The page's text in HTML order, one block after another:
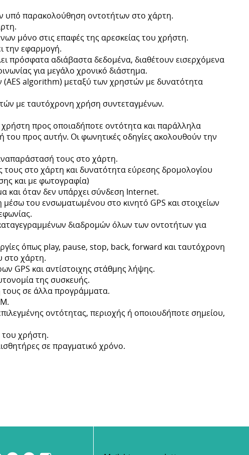
υπό παρακολούθηση οντοτήτων στο χάρτη.
μόνο στις επαφές της αρεσκείας του χρήστη.
την εφαρμογή.
πρόσφατα αδιάβαστα δεδομένα, διαθέτουν εισερχόμενα
για μεγάλο χρονικό διάστημα.
algorithm) μεταξύ των χρηστών με δυνατότητα
με ταυτόχρονη χρήση συντεταγμένων.
προς οποιαδήποτε οντότητα και παράλληλα
προς αυτήν. Οι φωνητικές οδηγίες ακολουθούν την
τους στο χάρτη.
τους στο χάρτη και δυνατότητα εύρεσης δρομολογίου
και με φωτογραφία)
και όταν δεν υπάρχει σύνδεση Internet.
του ενσωματωμένου στο κινητό GPS και στοιχείων
διαδρομών όλων των οντοτήτων για
όπως play, pause, stop, back, forward και ταυτόχρονη
στο χάρτη.
GPS και αντίστοιχης στάθμης λήψης.
της συσκευής.
τους σε άλλα προγράμματα.
οντότητας, περιοχής ή οποιουδήποτε σημείου,
χρήστη.
σε πραγματικό χρόνο.